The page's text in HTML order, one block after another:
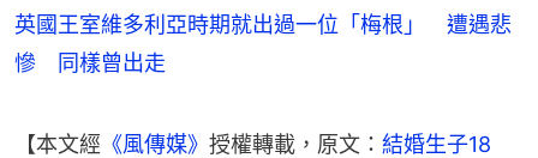
英國王室維多利亞時期就出過一位「梅根」 遭遇悲
慘 同樣曾出走
【本文經 《風傳媒》 授權轉載，原文： 結婚生子18